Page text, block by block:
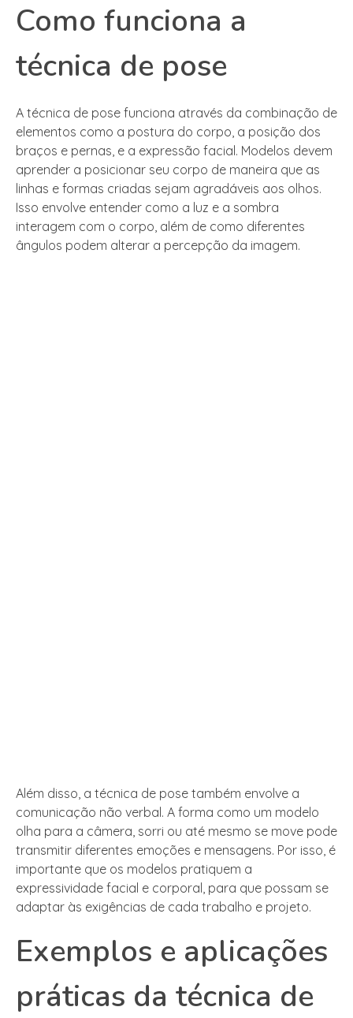
Como funciona a
técnica de pose
A técnica de pose funciona através da combinação de
elementos como a postura do corpo, a posição dos
braços e pernas, e a expressão facial. Modelos devem
aprender a posicionar seu corpo de maneira que as
linhas e formas criadas sejam agradáveis aos olhos.
Isso envolve entender como a luz e a sombra
interagem com o corpo, além de como diferentes
ângulos podem alterar a percepção da imagem.
Além disso, a técnica de pose também envolve a
comunicação não verbal. A forma como um modelo
olha para a câmera, sorri ou até mesmo se move pode
transmitir diferentes emoções e mensagens. Por isso, é
importante que os modelos pratiquem a
expressividade facial e corporal, para que possam se
adaptar às exigências de cada trabalho e projeto.
Exemplos e aplicações
práticas da técnica de